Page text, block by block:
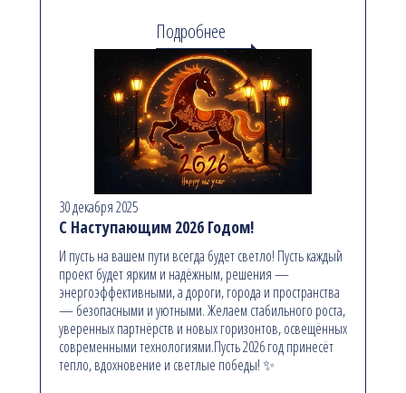
Подробнее
30 декабря 2025
С Наступающим 2026 Годом!
И пусть на вашем пути всегда будет светло! Пусть каждый
проект будет ярким и надёжным, решения —
энергоэффективными, а дороги, города и пространства
— безопасными и уютными. Желаем стабильного роста,
уверенных партнёрств и новых горизонтов, освещённых
современными технологиями.Пусть 2026 год принесёт
тепло, вдохновение и светлые победы! ✨